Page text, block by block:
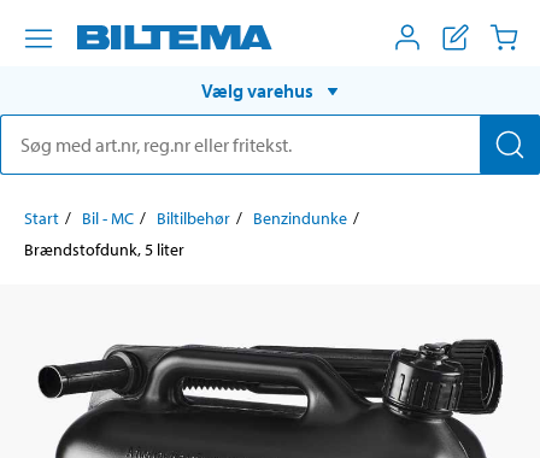
Vælg varehus
Start Bil - MC Biltilbehør
Benzindunke
Brændstofdunk, 5 liter